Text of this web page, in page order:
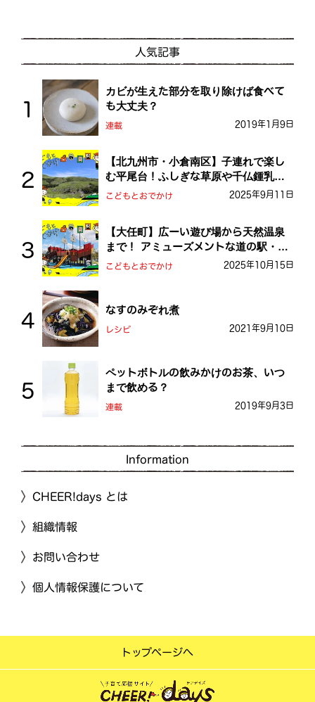
人気記事
カビが生えた部分を取り除けば食べて
も大丈夫？
連載 2019年1月9日
【北九州市・小倉南区】子連れで楽し
む平尾台！ふしぎな草原や千仏鍾乳洞
を探検しよう！
こどもとおでかけ 2025年9月11日
【大任町】広ーい遊び場から天然温泉
まで！ アミューズメントな道の駅・お
おとう桜街道
こどもとおでかけ 2025年10月15日
なすのみぞれ煮
レシピ 2021年9月10日
ペットボトルの飲みかけのお茶、いつ
まで飲める？
連載 2019年9月3日
Information
CHEER!days とは
組織情報
お問い合わせ
個人情報保護について
トップページへ